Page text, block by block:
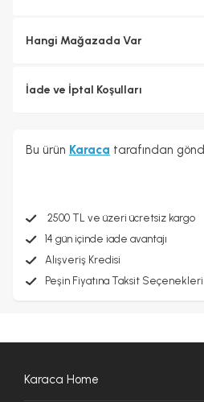
Hangi Mağazada Var
İade ve İptal Koşulları
Bu ürün Karaca tarafından
2500 TL ve üzeri ücretsiz kargo
14 gün içinde iade avantajı
Alışveriş Kredisi
Peşin Fiyatına Taksit Seçenekleri
Karaca Home